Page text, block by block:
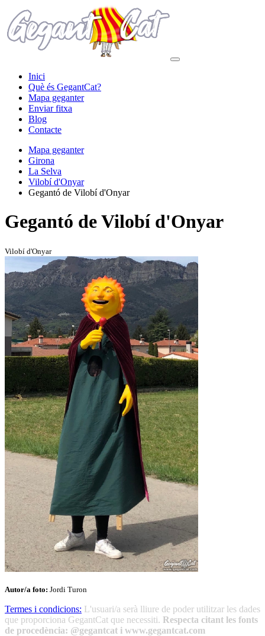
Inici
Què és GegantCat?
Mapa geganter
Enviar fitxa
Blog
Contacte
Mapa geganter
Girona
La Selva
Vilobí d'Onyar
Gegantó de Vilobí d'Onyar
Gegantó de Vilobí d'Onyar
Vilobí d'Onyar
Autor/a foto: Jordi Turon
Termes i condicions: L'usuari/a serà lliure de poder utilitzar les dades
que proporciona GegantCat que necessiti. Respecta citant les fonts
de procedència: @gegantcat i www.gegantcat.com